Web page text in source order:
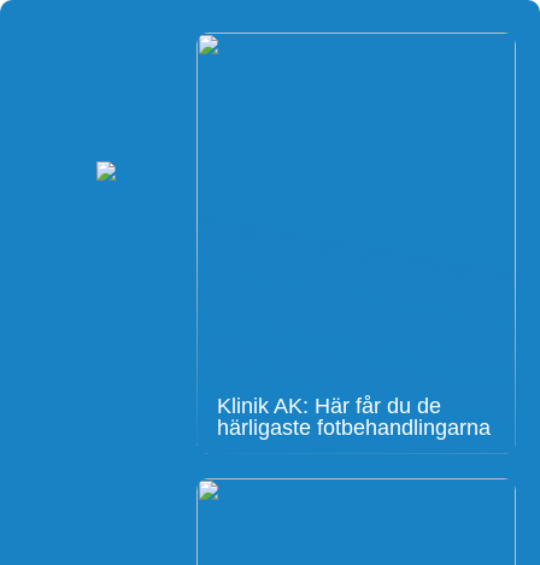
Klinik AK: Här får du de
härligaste fotbehandlingarna